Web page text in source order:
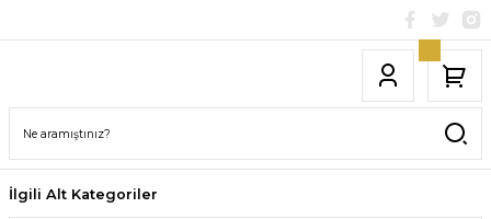
İlgili Alt Kategoriler